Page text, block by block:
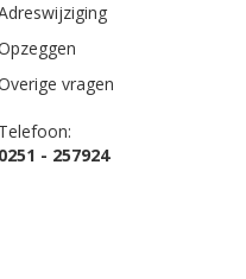
vragen
Telefoon:
0251 - 257924